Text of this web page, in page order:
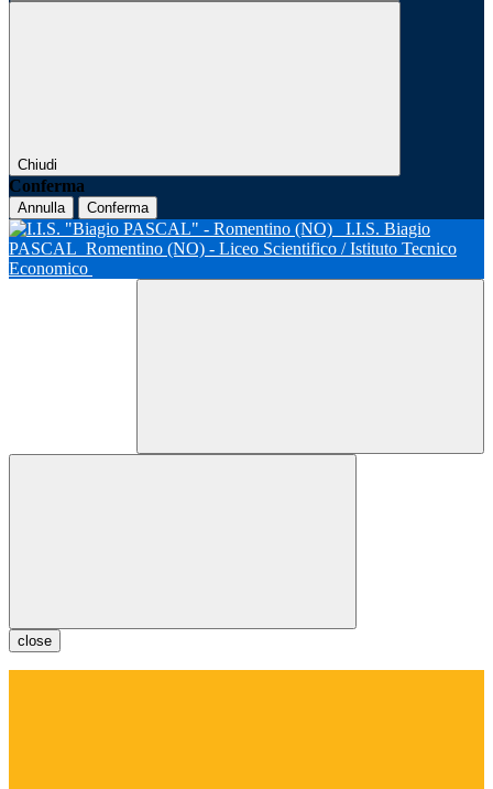
Chiudi
Conferma
Annulla Conferma
I.I.S. Biagio
PASCAL Romentino (NO) - Liceo Scientifico / Istituto Tecnico
Economico
close